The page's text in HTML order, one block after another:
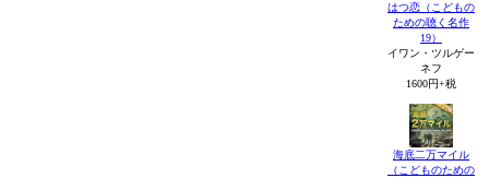
はつ恋（こどもの
ための聴く名作
19）
イワン・ツルゲー
ネフ
1600円+税
海底二万マイル
（こどものための